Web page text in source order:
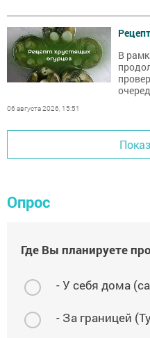
Опрос
Где Вы планируете
- У себя дома
- За границей
В
06 августа 2026, 15:51